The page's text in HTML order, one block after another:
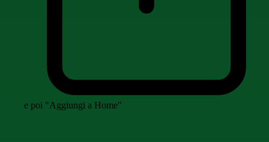
e poi "Aggiungi a Home"